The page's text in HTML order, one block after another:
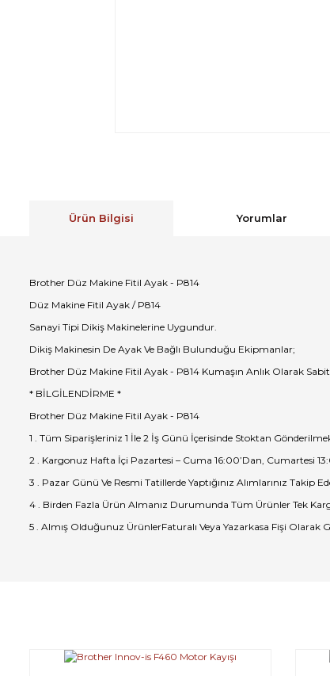
Ürün Bilgisi Yorumlar
Brother Düz Makine Fitil Ayak - P814
Düz Makine Fitil Ayak / P814
Sanayi Tipi Dikiş Makinelerine Uygundur.
Dikiş Makinesin De Ayak Ve Bağlı Bulunduğu Ekipmanlar;
Brother Düz Makine Fitil Ayak - P814 Kumaşın Anlık Olarak
* BİLGİLENDİRME *
Brother Düz Makine Fitil Ayak - P814
1 . Tüm Siparişleriniz 1 İle 2 İş Günü İçerisinde Stoktan
2 . Kargonuz Hafta İçi Pazartesi – Cuma 16:00’Dan, Cumartesi
3 . Pazar Günü Ve Resmi Tatillerde Yaptığınız Alımlarınız Takip
4 . Birden Fazla Ürün Almanız Durumunda Tüm Ürünler Tek
5 . Almış Olduğunuz ÜrünlerFaturalı Veya Yazarkasa Fişi Olarak